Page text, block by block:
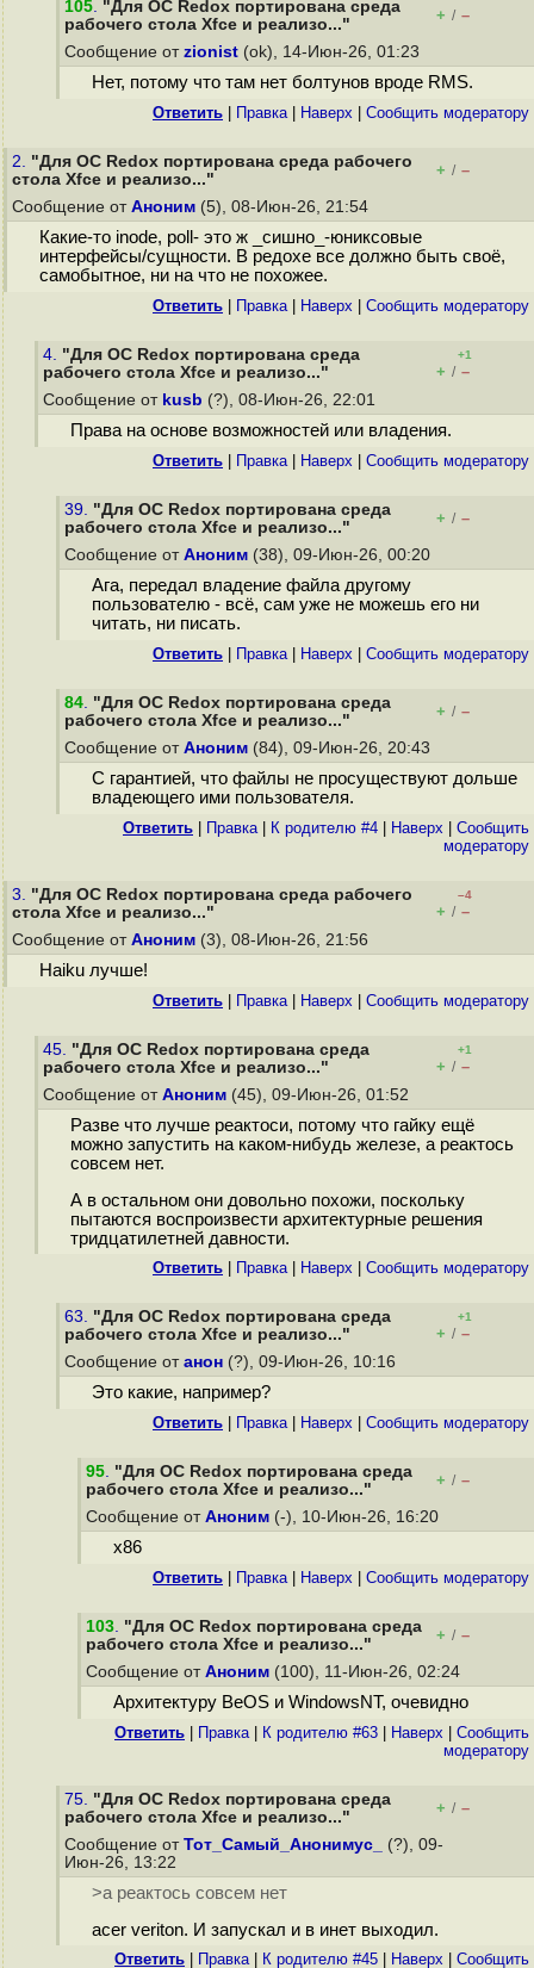
105. "Для ОС Redox портирована среда
рабочего стола Xfce и реализо..."
+ / –
Сообщение от zionist (ok), 14-Июн-26, 01:23
Нет, потому что там нет болтунов вроде RMS.
Ответить Правка| Наверх Cообщить модератору
2. "Для ОС Redox портирована среда рабочего
стола Xfce и реализо..."
+ / –
Сообщение от Аноним (5), 08-Июн-26, 21:54
Какие-то inode, poll- это ж _сишно_-юниксовые
интерфейсы/сущности. В редохе все должно быть своё,
самобытное, ни на что не похожее.
Ответить Правка| Наверх Cообщить модератору
4. "Для ОС Redox портирована среда
рабочего стола Xfce и реализо..."
+1
+ / –
Сообщение от kusb (?), 08-Июн-26, 22:01
Права на основе возможностей или владения.
Ответить Правка| Наверх Cообщить модератору
39. "Для ОС Redox портирована среда
рабочего стола Xfce и реализо..."
+ / –
Сообщение от Аноним (38), 09-Июн-26, 00:20
Ага, передал владение файла другому
пользователю - всё, сам уже не можешь его ни
читать, ни писать.
Ответить Правка| Наверх Cообщить модератору
84. "Для ОС Redox портирована среда
рабочего стола Xfce и реализо..."
+ / –
Сообщение от Аноним (84), 09-Июн-26, 20:43
С гарантией, что файлы не просуществуют дольше
владеющего ими пользователя.
Ответить Правка| К родителю #4 Наверх
Cообщить
модератору
3. "Для ОС Redox портирована среда рабочего
стола Xfce и реализо..."
–4
+ / –
Сообщение от Аноним (3), 08-Июн-26, 21:56
Haiku лучше!
Ответить Правка| Наверх Cообщить модератору
45. "Для ОС Redox портирована среда
рабочего стола Xfce и реализо..."
+1
+ / –
Сообщение от Аноним (45), 09-Июн-26, 01:52
Разве что лучше реактоси, потому что гайку ещё
можно запустить на каком-нибудь железе, а реактось
совсем нет.
А в остальном они довольно похожи, поскольку
пытаются воспроизвести архитектурные решения
тридцатилетней давности.
Ответить Правка| Наверх Cообщить модератору
63. "Для ОС Redox портирована среда
рабочего стола Xfce и реализо..."
+1
+ / –
Сообщение от анон (?), 09-Июн-26, 10:16
Это какие, например?
Ответить Правка| Наверх Cообщить модератору
95. "Для ОС Redox портирована среда
рабочего стола Xfce и реализо..."
+ / –
Сообщение от Аноним (-), 10-Июн-26, 16:20
х86
Ответить Правка| Наверх Cообщить модератору
103. "Для ОС Redox портирована среда
рабочего стола Xfce и реализо..."
+ / –
Сообщение от Аноним (100), 11-Июн-26, 02:24
Архитектуру BeOS и WindowsNT, очевидно
Ответить Правка| К родителю #63 Наверх
Cообщить
модератору
75. "Для ОС Redox портирована среда
рабочего стола Xfce и реализо..."
+ / –
Сообщение от Тот_Самый_Анонимус_
(?), 09-
Июн-26, 13:22
>а реактось совсем нет
acer veriton. И запускал и в инет выходил.
Ответить Правка| К родителю #45 Наверх Cообщить